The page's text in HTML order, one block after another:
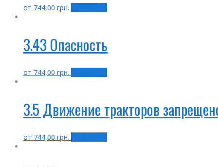
от 744,00 грн.
3.43 Опасность
от 744,00 грн.
3.5 Движение тракторов
от 744,00 грн.